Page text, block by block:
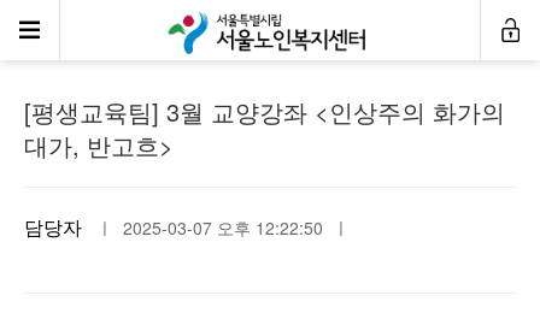
공지사항
[평생교육팀] 3월 교양강좌 <인상주의 화가의
대가, 반고흐>
담당자 ㅣ 2025-03-07 오후 12:22:50 ㅣ